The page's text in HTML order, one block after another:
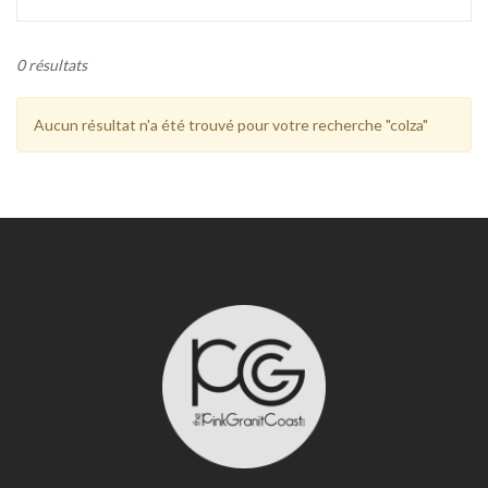
0 résultats
Aucun résultat n'a été trouvé pour votre recherche "colza"